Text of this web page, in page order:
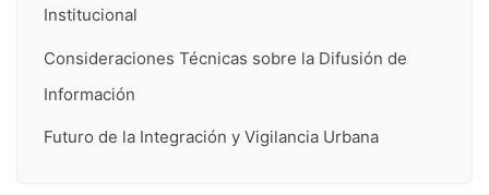
Institucional
Consideraciones Técnicas sobre la Difusión de
Información
Futuro de la Integración y Vigilancia Urbana